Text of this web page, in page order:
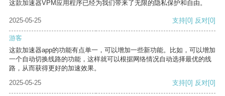
这款加速器VPM应用程序已经为我们带来了无限的隐私保护和自由。
2025-05-25 支持[0] 反对[0]
游客
这款加速器app的功能有点单一，可以增加一些新功能。比如，可以增加
一个自动切换线路的功能，这样就可以根据网络情况自动选择最优的线
路，从而获得更好的加速效果。
2025-05-25
支持[0] 反对[0]